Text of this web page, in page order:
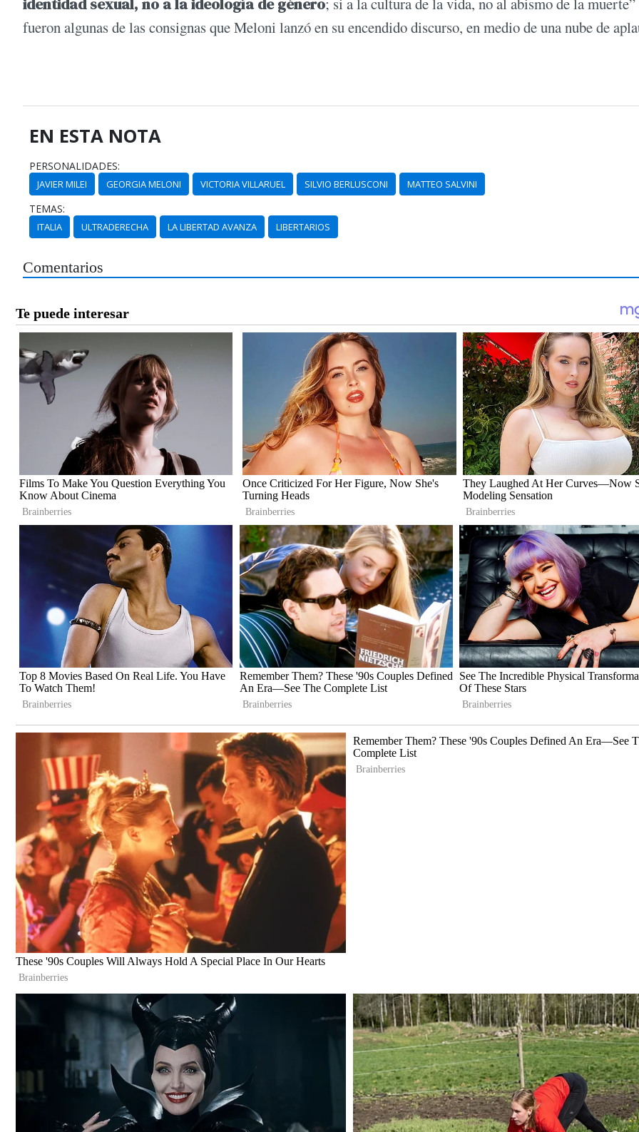
identidad sexual, no a la ideología de género; si a la cultura de la vida, no al abismo de la muerte”
fueron algunas de las consignas que Meloni lanzó en su encendido discurso, en medio de una nube de
EN ESTA NOTA
PERSONALIDADES:
JAVIER MILEI GEORGIA MELONI VICTORIA VILLARUEL SILVIO BERLUSCONI MATTEO SALVINI
TEMAS:
ITALIA ULTRADERECHA LA LIBERTAD AVANZA LIBERTARIOS
Comentarios